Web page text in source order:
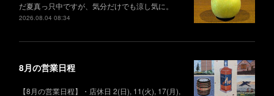
だ夏真っ只中ですが、気分だけでも涼し気に。
2026.08.04 08:34
8月の営業日程
【8月の営業日程】・店休日 2(日), 11(火), 17(月),